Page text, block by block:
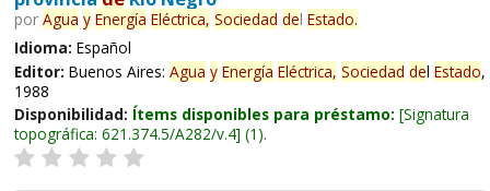
por Agua y Energía Eléctrica, Sociedad del Estado.
Idioma: Español
Editor: Buenos Aires: Agua y Energía Eléctrica, Sociedad del Estado,
1988
Disponibilidad: Ítems disponibles para préstamo: Signatura
topográfica: 621.374.5/A282/v.4 (1).